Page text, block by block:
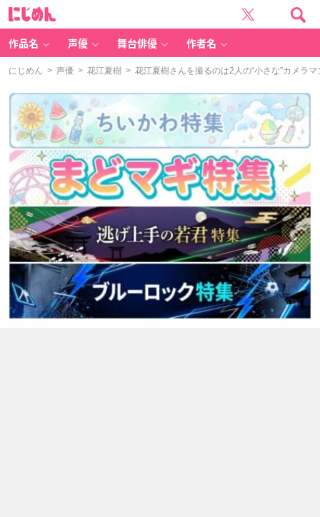
作品名 声優 舞台俳優 作者名
にじめん > 声優 > 花江夏樹 > 花江夏樹さんを撮るのは2人の“小さな”カメラ